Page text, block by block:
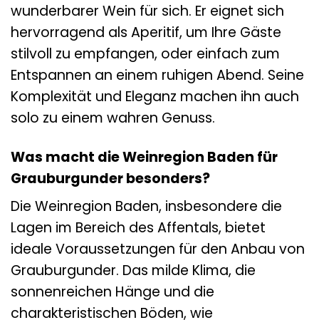
wunderbarer Wein für sich. Er eignet sich
hervorragend als Aperitif, um Ihre Gäste
stilvoll zu empfangen, oder einfach zum
Entspannen an einem ruhigen Abend. Seine
Komplexität und Eleganz machen ihn auch
solo zu einem wahren Genuss.
Was macht die Weinregion Baden für
Grauburgunder besonders?
Die Weinregion Baden, insbesondere die
Lagen im Bereich des Affentals, bietet
ideale Voraussetzungen für den Anbau von
Grauburgunder. Das milde Klima, die
sonnenreichen Hänge und die
charakteristischen Böden, wie